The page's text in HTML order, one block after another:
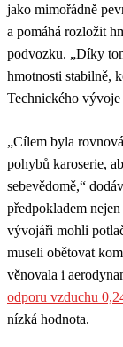
jako mimořádně
a pomáhá rozložit
podvozku. „Díky
hmotnosti stabilně,
Technického
„Cílem byla
pohybů karoserie,
sebevědomě,“
předpokladem
vývojáři mohli
museli obětovat
věnovala i
odporu vzduchu
nízká hodnota.